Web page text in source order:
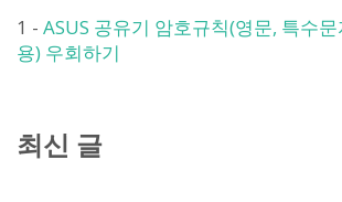
1 - ASUS 공유기 암호규칙(영문, 특수
용) 우회하기
최신 글